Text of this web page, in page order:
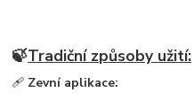
🍃Tradiční způsoby užití:
🩹 Zevní aplikace: